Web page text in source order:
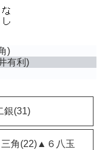
)
有利)
銀(31)
角(22)▲６八玉